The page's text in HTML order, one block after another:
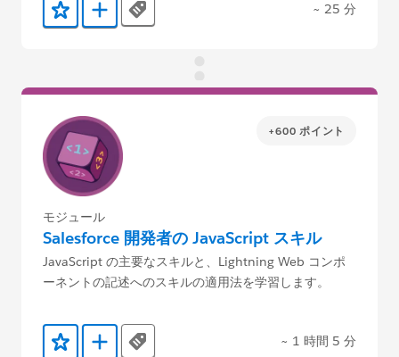
お気に入りに保存する
Trailmix に追加
Tags ~ 25 分
+600 ポイント
モジュール
Salesforce 開発者の JavaScript スキル
JavaScript の主要なスキルと、Lightning Web コンポ
ーネントの記述へのスキルの適用法を学習します。
お気に入りに保存する
Trailmix に追加
Tags ~ 1 時間 5 分